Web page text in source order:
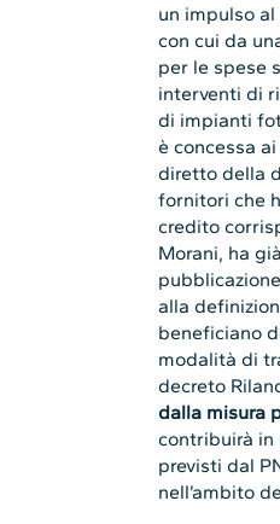
un impulso
con cui da
per le spese
interventi di
di impianti
è concessa
diretto della
fornitori che
credito
Morani, ha
alla
beneficiano
modalità di
decreto
dalla misura
contribuirà
previsti dal
nell’ambito